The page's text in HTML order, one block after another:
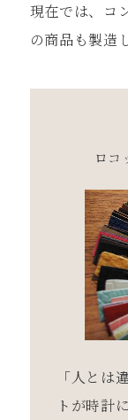
現在では、コ
の商品も製造
ロコ
「⼈とは
トが時計